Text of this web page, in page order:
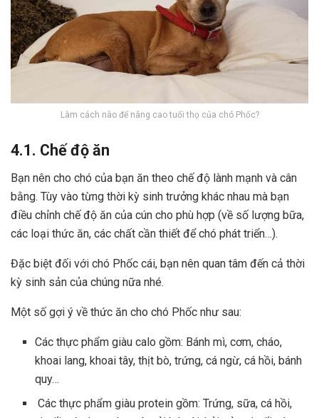
Làm cách nào để nâng cao tuổi thọ của chó Phốc?
4.1. Chế độ ăn
Bạn nên cho chó của bạn ăn theo chế độ lành mạnh và cân
bằng. Tùy vào từng thời kỳ sinh trưởng khác nhau mà bạn
điều chỉnh chế độ ăn của cún cho phù hợp (về số lượng bữa,
các loại thức ăn, các chất cần thiết để chó phát triển…).
Đặc biệt đối với chó Phốc cái, bạn nên quan tâm đến cả thời
kỳ sinh sản của chúng nữa nhé.
Một số gợi ý về thức ăn cho chó Phốc như sau:
Các thực phẩm giàu calo gồm: Bánh mì, cơm, cháo,
khoai lang, khoai tây, thịt bò, trứng, cá ngừ, cá hồi, bánh
quy…
Các thực phẩm giàu protein gồm: Trứng, sữa, cá hồi,